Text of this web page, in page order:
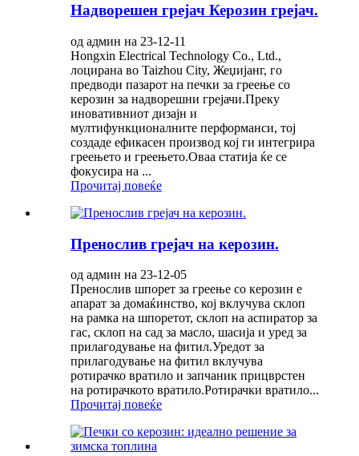
Надворешен грејач Керозин грејач.
од админ на 23-12-11
Hongxin Electrical Technology Co., Ltd.,
лоцирана во Taizhou City, Жеџијанг, го
предводи пазарот на печки за греење со
керозин за надворешни грејачи.Преку
иновативниот дизајн и
мултифункционалните перформанси, тој
создаде ефикасен производ кој ги интегрира
греењето и греењето.Оваа статија ќе се
фокусира на ...
Прочитај повеќе
Пренослив грејач на керозин.
од админ на 23-12-05
Пренослив шпорет за греење со керозин е
апарат за домаќинство, кој вклучува склоп
на рамка на шпоретот, склоп на аспиратор за
гас, склоп на сад за масло, шасија и уред за
прилагодување на фитил.Уредот за
прилагодување на фитил вклучува
ротирачко вратило и запчаник прицврстен
на ротирачкото вратило.Ротирачки вратило...
Прочитај повеќе